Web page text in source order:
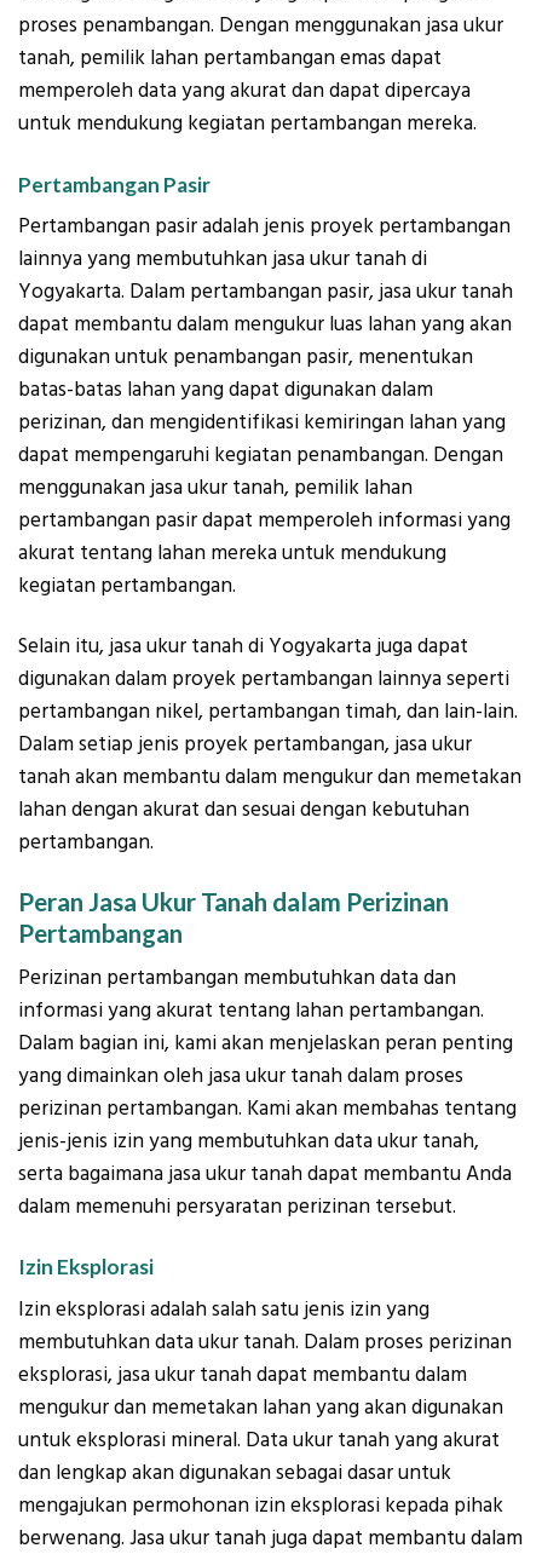
proses penambangan. Dengan menggunakan jasa ukur
tanah, pemilik lahan pertambangan emas dapat
memperoleh data yang akurat dan dapat dipercaya
untuk mendukung kegiatan pertambangan mereka.
Pertambangan Pasir
Pertambangan pasir adalah jenis proyek pertambangan
lainnya yang membutuhkan jasa ukur tanah di
Yogyakarta. Dalam pertambangan pasir, jasa ukur tanah
dapat membantu dalam mengukur luas lahan yang akan
digunakan untuk penambangan pasir, menentukan
batas-batas lahan yang dapat digunakan dalam
perizinan, dan mengidentifikasi kemiringan lahan yang
dapat mempengaruhi kegiatan penambangan. Dengan
menggunakan jasa ukur tanah, pemilik lahan
pertambangan pasir dapat memperoleh informasi yang
akurat tentang lahan mereka untuk mendukung
kegiatan pertambangan.
Selain itu, jasa ukur tanah di Yogyakarta juga dapat
digunakan dalam proyek pertambangan lainnya seperti
pertambangan nikel, pertambangan timah, dan lain-lain.
Dalam setiap jenis proyek pertambangan, jasa ukur
tanah akan membantu dalam mengukur dan memetakan
lahan dengan akurat dan sesuai dengan kebutuhan
pertambangan.
Peran Jasa Ukur Tanah dalam Perizinan
Pertambangan
Perizinan pertambangan membutuhkan data dan
informasi yang akurat tentang lahan pertambangan.
Dalam bagian ini, kami akan menjelaskan peran penting
yang dimainkan oleh jasa ukur tanah dalam proses
perizinan pertambangan. Kami akan membahas tentang
jenis-jenis izin yang membutuhkan data ukur tanah,
serta bagaimana jasa ukur tanah dapat membantu Anda
dalam memenuhi persyaratan perizinan tersebut.
Izin Eksplorasi
Izin eksplorasi adalah salah satu jenis izin yang
membutuhkan data ukur tanah. Dalam proses perizinan
eksplorasi, jasa ukur tanah dapat membantu dalam
mengukur dan memetakan lahan yang akan digunakan
untuk eksplorasi mineral. Data ukur tanah yang akurat
dan lengkap akan digunakan sebagai dasar untuk
mengajukan permohonan izin eksplorasi kepada pihak
berwenang. Jasa ukur tanah juga dapat membantu dalam